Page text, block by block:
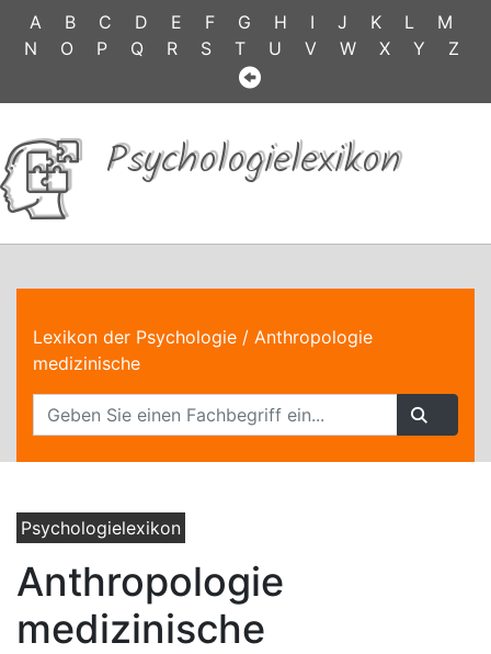
A B C D E F G H I J K L
M
N
O P Q R S T U V W X Y Z
Psychologielexikon
Lexikon der Psychologie / Anthropologie
medizinische
Psychologielexikon
Anthropologie
medizinische